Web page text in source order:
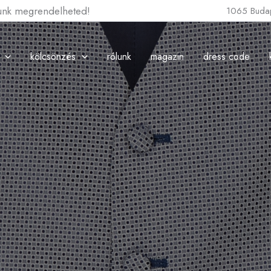
megrendelheted! 1065
kölcsönzés rólunk magazin dress code